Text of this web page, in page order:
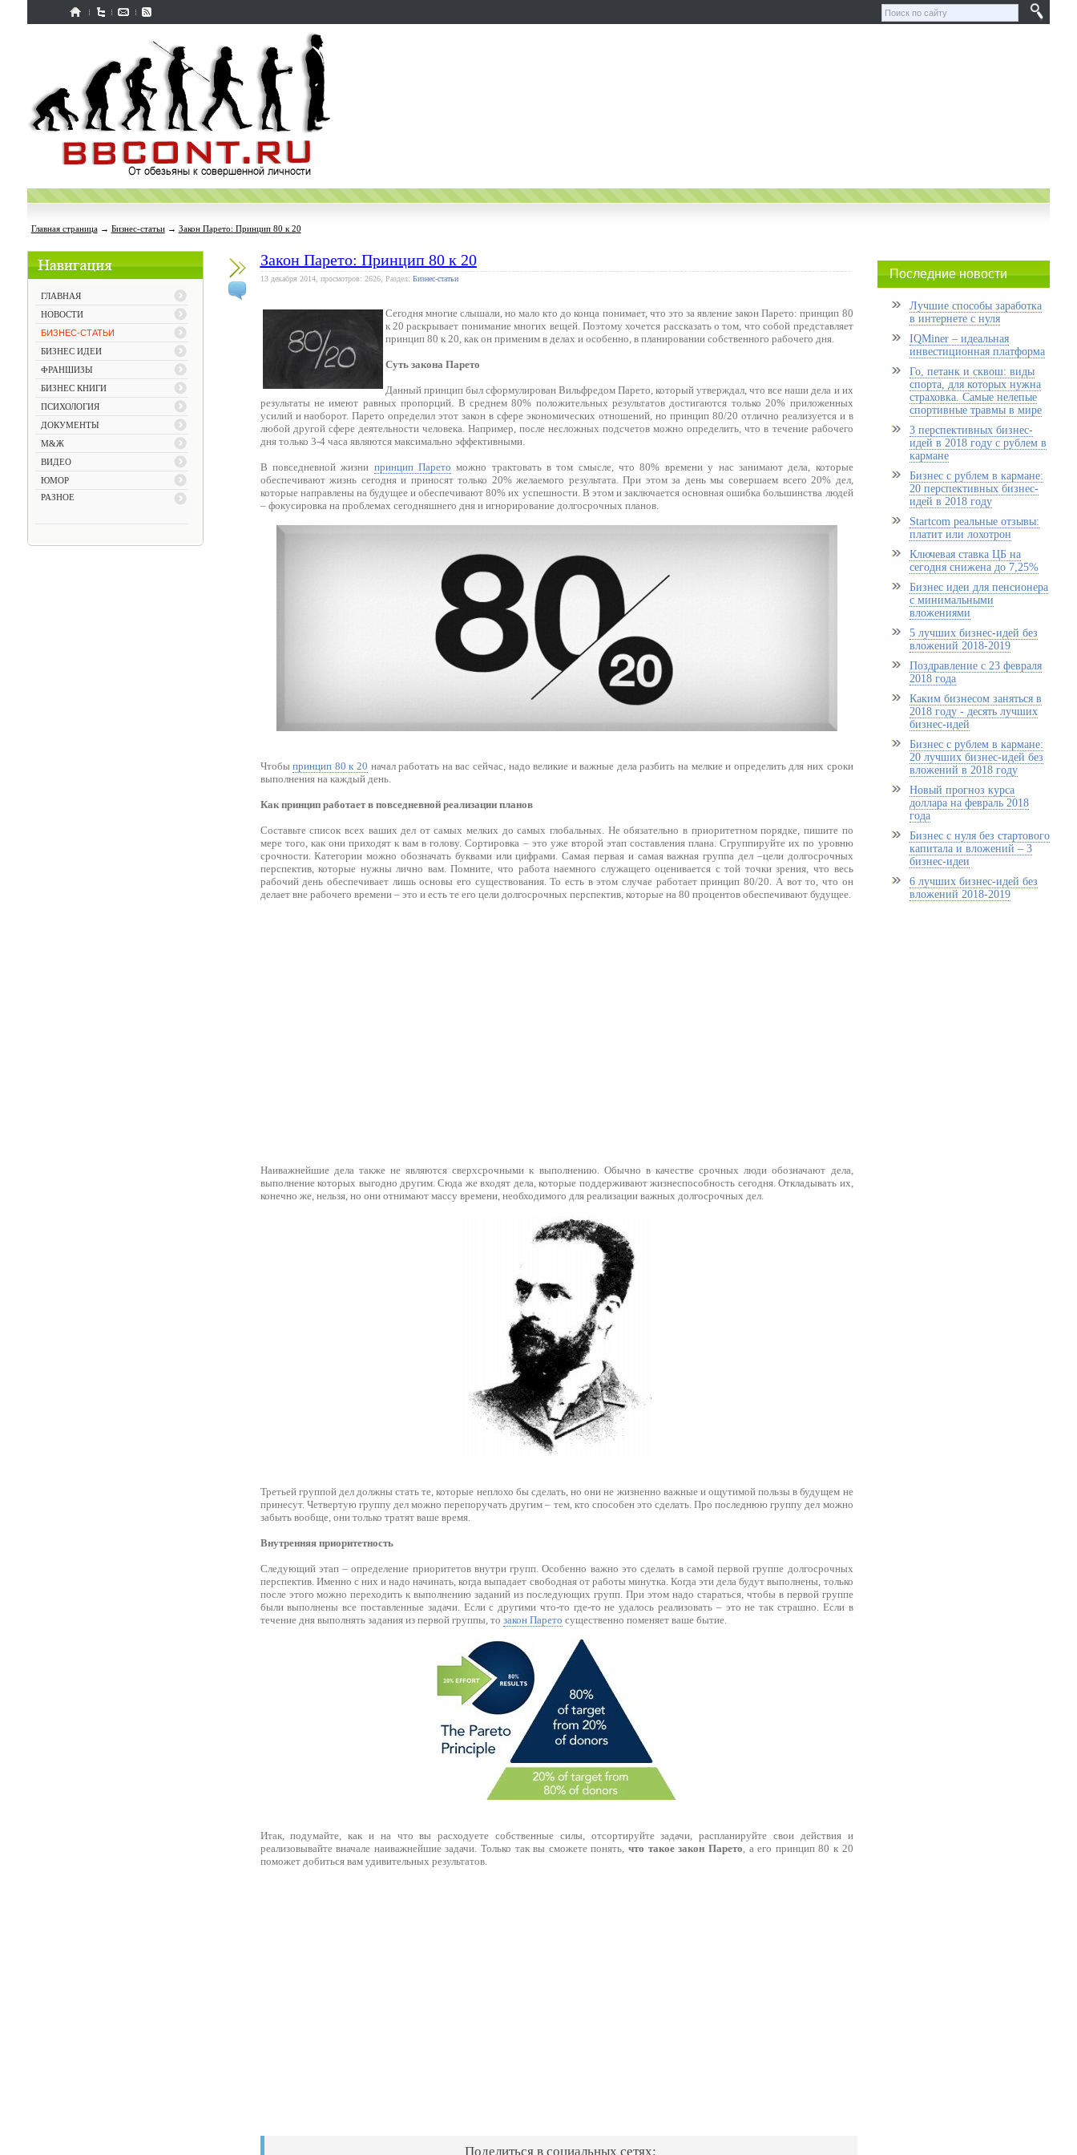
Главная страница→ Бизнес-статьи→ Закон Парето: Принцип 80 к 20
ГЛАВНАЯ
НОВОСТИ
БИЗНЕС-СТАТЬИ
БИЗНЕС ИДЕИ
ФРАНШИЗЫ
БИЗНЕС КНИГИ
ПСИХОЛОГИЯ
ДОКУМЕНТЫ
М&Ж
ВИДЕО
ЮМОР
РАЗНОЕ
Закон Парето: Принцип 80 к 20
13 декабря 2014, просмотров: 2626, Раздел: Бизнес-статьи
Сегодня многие слышали, но мало кто до конца понимает, что это за явление закон Парето: принцип 80
к 20 раскрывает понимание многих вещей. Поэтому хочется рассказать о том, что собой представляет
принцип 80 к 20, как он применим в делах и особенно, в планировании собственного рабочего дня.
Суть закона Парето
Данный принцип был сформулирован Вильфредом Парето, который утверждал, что все наши дела и их
результаты не имеют равных пропорций. В среднем 80% положительных результатов достигаются только 20% приложенных
усилий и наоборот. Парето определил этот закон в сфере экономических отношений, но принцип 80/20 отлично реализуется и в
любой другой сфере деятельности человека. Например, после несложных подсчетов можно определить, что в течение рабочего
дня только 3-4 часа являются максимально эффективными.
В повседневной жизни принцип Парето можно трактовать в том смысле, что 80% времени у нас занимают дела, которые
обеспечивают жизнь сегодня и приносят только 20% желаемого результата. При этом за день мы совершаем всего 20% дел,
которые направлены на будущее и обеспечивают 80% их успешности. В этом и заключается основная ошибка большинства людей
– фокусировка на проблемах сегодняшнего дня и игнорирование долгосрочных планов.
Чтобыпринцип 80 к 20 начал работать на вас сейчас, надо великие и важные дела разбить на мелкие и определить для них сроки
выполнения на каждый день.
Как принцип работает в повседневной реализации планов
Составьте список всех ваших дел от самых мелких до самых глобальных. Не обязательно в приоритетном порядке, пишите по
мере того, как они приходят к вам в голову. Сортировка – это уже второй этап составления плана. Сгруппируйте их по уровню
срочности. Категории можно обозначать буквами или цифрами. Самая первая и самая важная группа дел –цели долгосрочных
перспектив, которые нужны лично вам. Помните, что работа наемного служащего оценивается с той точки зрения, что весь
рабочий день обеспечивает лишь основы его существования. То есть в этом случае работает принцип 80/20. А вот то, что он
делает вне рабочего времени – это и есть те его цели долгосрочных перспектив, которые на 80 процентов обеспечивают будущее.
Наиважнейшие дела также не являются сверхсрочными к выполнению. Обычно в качестве срочных люди обозначают дела,
выполнение которых выгодно другим. Сюда же входят дела, которые поддерживают жизнеспособность сегодня. Откладывать их,
конечно же, нельзя, но они отнимают массу времени, необходимого для реализации важных долгосрочных дел.
Третьей группой дел должны стать те, которые неплохо бы сделать, но они не жизненно важные и ощутимой пользы в будущем не
принесут. Четвертую группу дел можно перепоручать другим – тем, кто способен это сделать. Про последнюю группу дел можно
забыть вообще, они только тратят ваше время.
Внутренняя приоритетность
Следующий этап – определение приоритетов внутри групп. Особенно важно это сделать в самой первой группе долгосрочных
перспектив. Именно с них и надо начинать, когда выпадает свободная от работы минутка. Когда эти дела будут выполнены, только
после этого можно переходить к выполнению заданий из последующих групп. При этом надо стараться, чтобы в первой группе
были выполнены все поставленные задачи. Если с другими что-то где-то не удалось реализовать – это не так страшно. Если в
течение дня выполнять задания из первой группы, то закон Парето существенно поменяет ваше бытие.
Итак, подумайте, как и на что вы расходуете собственные силы, отсортируйте задачи, распланируйте свои действия и
реализовывайте вначале наиважнейшие задачи. Только так вы сможете понять,что такое закон Парето , а его принцип 80 к 20
поможет добиться вам удивительных результатов.
Поделиться в социальных сетях:
Последние новости
Лучшие способы заработка
в интернете с нуля
IQMiner – идеальная
инвестиционная платформа
Го, петанк и сквош: виды
спорта, для которых нужна
страховка. Самые нелепые
спортивные травмы в мире
3 перспективных бизнес-
идей в 2018 году с рублем в
кармане
Бизнес с рублем в кармане:
20 перспективных бизнес-
идей в 2018 году
Startcom реальные отзывы:
платит или лохотрон
Ключевая ставка ЦБ на
сегодня снижена до 7,25%
Бизнес идеи для пенсионера
с минимальными
вложениями
5 лучших бизнес-идей без
вложений 2018-2019
Поздравление с 23 февраля
2018 года
Каким бизнесом заняться в
2018 году - десять лучших
бизнес-идей
Бизнес с рублем в кармане:
20 лучших бизнес-идей без
вложений в 2018 году
Новый прогноз курса
доллара на февраль 2018
года
Бизнес с нуля без стартового
капитала и вложений – 3
бизнес-идеи
6 лучших бизнес-идей без
вложений 2018-2019